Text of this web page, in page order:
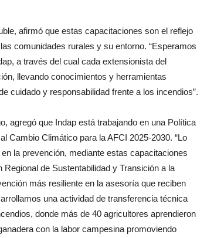
afirmó que estas capacitaciones son el reflejo
comunidades rurales y su entorno. “Esperamos
a través del cual cada extensionista del
llevando conocimientos y herramientas
cuidado y responsabilidad frente a los incendios”.
agregó que Indap está trabajando en una Política
Cambio Climático para la AFCI 2025-2030. “Lo
la prevención, mediante estas capacitaciones
de Sustentabilidad y Transición a la
más resiliente en la asesoría que reciben
una actividad de transferencia técnica
donde más de 40 agricultores aprendieron
con la labor campesina promoviendo